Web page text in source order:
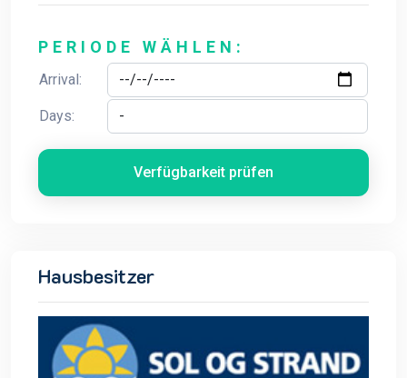
PERIODE WÄHLEN:
Arrival:
Days:
Verfügbarkeit prüfen
Hausbesitzer